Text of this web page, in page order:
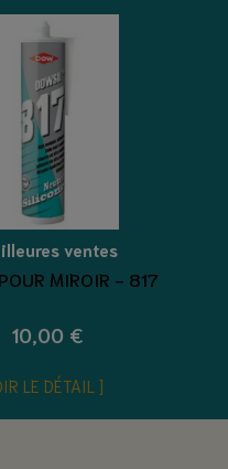
ventes
MIROIR - 817
10,00 €
LE DÉTAIL